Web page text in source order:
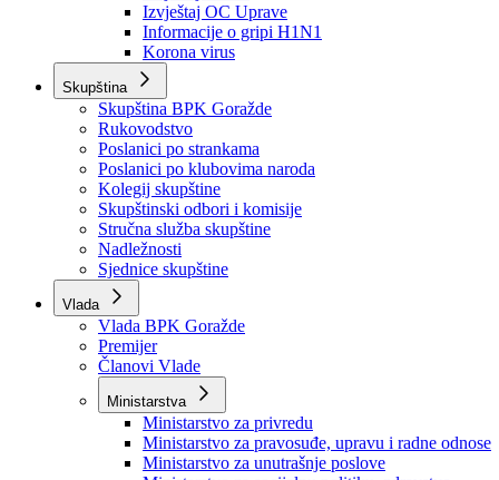
Obavještenja Vlade
Izvještajno prognozna služba Ministarstva privrede
Izvještaj o radu
Izvještaj OC Uprave
Informacije o gripi H1N1
Korona virus
Skupština
Skupština BPK Goražde
Rukovodstvo
Poslanici po strankama
Poslanici po klubovima naroda
Kolegij skupštine
Skupštinski odbori i komisije
Stručna služba skupštine
Nadležnosti
Sjednice skupštine
Vlada
Vlada BPK Goražde
Premijer
Članovi Vlade
Ministarstva